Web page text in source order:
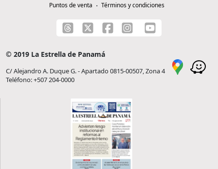
Puntos de venta
Términos y condiciones
© 2019 La Estrella de Panamá
C/ Alejandro A. Duque G. - Apartado 0815-00507, Zona 4
Teléfono: +507 204-0000